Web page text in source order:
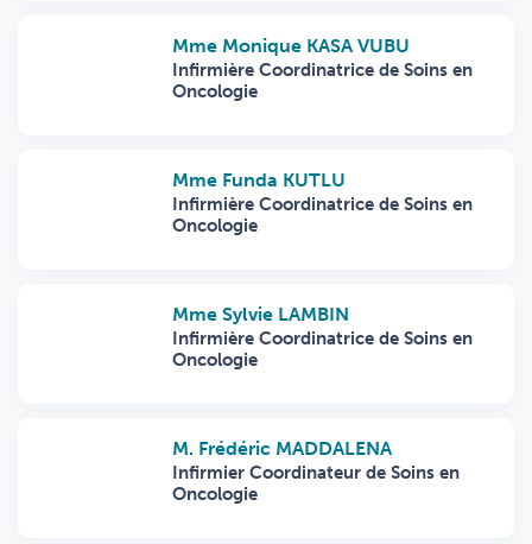
Mme Monique KASA VUBU
Infirmière Coordinatrice de Soins en
Oncologie
Mme Funda KUTLU
Infirmière Coordinatrice de Soins en
Oncologie
Mme Sylvie LAMBIN
Infirmière Coordinatrice de Soins en
Oncologie
M. Frédéric MADDALENA
Infirmier Coordinateur de Soins en
Oncologie